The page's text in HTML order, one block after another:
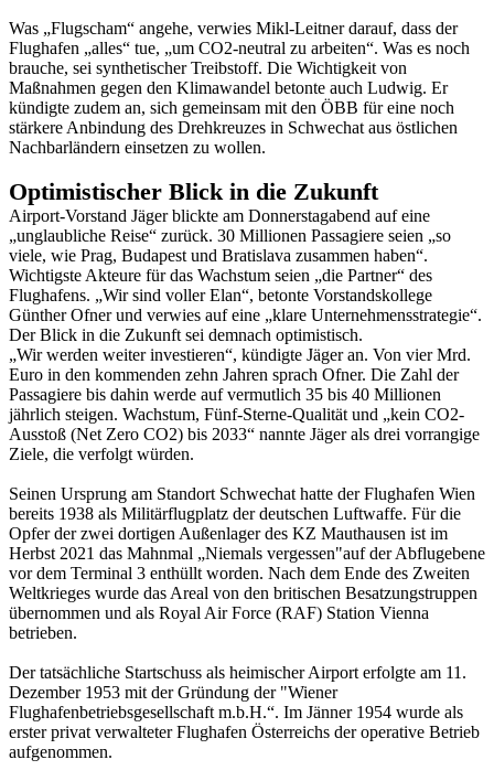
Was „Flugscham“ angehe, verwies Mikl-Leitner darauf, dass der
Flughafen „alles“ tue, „um CO2-neutral zu arbeiten“. Was es noch
brauche, sei synthetischer Treibstoff. Die Wichtigkeit von
Maßnahmen gegen den Klimawandel betonte auch Ludwig. Er
kündigte zudem an, sich gemeinsam mit den ÖBB für eine noch
stärkere Anbindung des Drehkreuzes in Schwechat aus östlichen
Nachbarländern einsetzen zu wollen.
Optimistischer Blick in die Zukunft
Airport-Vorstand Jäger blickte am Donnerstagabend auf eine
„unglaubliche Reise“ zurück. 30 Millionen Passagiere seien „so
viele, wie Prag, Budapest und Bratislava zusammen haben“.
Wichtigste Akteure für das Wachstum seien „die Partner“ des
Flughafens. „Wir sind voller Elan“, betonte Vorstandskollege
Günther Ofner und verwies auf eine „klare Unternehmensstrategie“.
Der Blick in die Zukunft sei demnach optimistisch.
„Wir werden weiter investieren“, kündigte Jäger an. Von vier Mrd.
Euro in den kommenden zehn Jahren sprach Ofner. Die Zahl der
Passagiere bis dahin werde auf vermutlich 35 bis 40 Millionen
jährlich steigen. Wachstum, Fünf-Sterne-Qualität und „kein CO2-
Ausstoß (Net Zero CO2) bis 2033“ nannte Jäger als drei vorrangige
Ziele, die verfolgt würden.
Seinen Ursprung am Standort Schwechat hatte der Flughafen Wien
bereits 1938 als Militärflugplatz der deutschen Luftwaffe. Für die
Opfer der zwei dortigen Außenlager des KZ Mauthausen ist im
Herbst 2021 das Mahnmal „Niemals vergessen"auf der Abflugebene
vor dem Terminal 3 enthüllt worden. Nach dem Ende des Zweiten
Weltkrieges wurde das Areal von den britischen Besatzungstruppen
übernommen und als Royal Air Force (RAF) Station Vienna
betrieben.
Der tatsächliche Startschuss als heimischer Airport erfolgte am 11.
Dezember 1953 mit der Gründung der "Wiener
Flughafenbetriebsgesellschaft m.b.H.“. Im Jänner 1954 wurde als
erster privat verwalteter Flughafen Österreichs der operative Betrieb
aufgenommen.